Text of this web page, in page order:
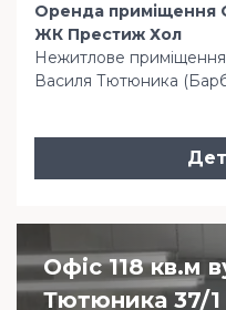
Оренда приміщення
ЖК Престиж Хол
Нежитлове
Василя Тютюника
Офіс 118 кв.м
Тютюника 37/1